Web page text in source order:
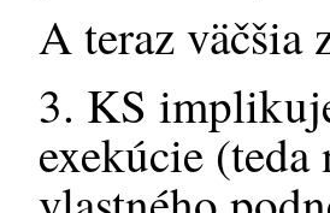
A teraz väčšia
3. KS
exekúcie (teda